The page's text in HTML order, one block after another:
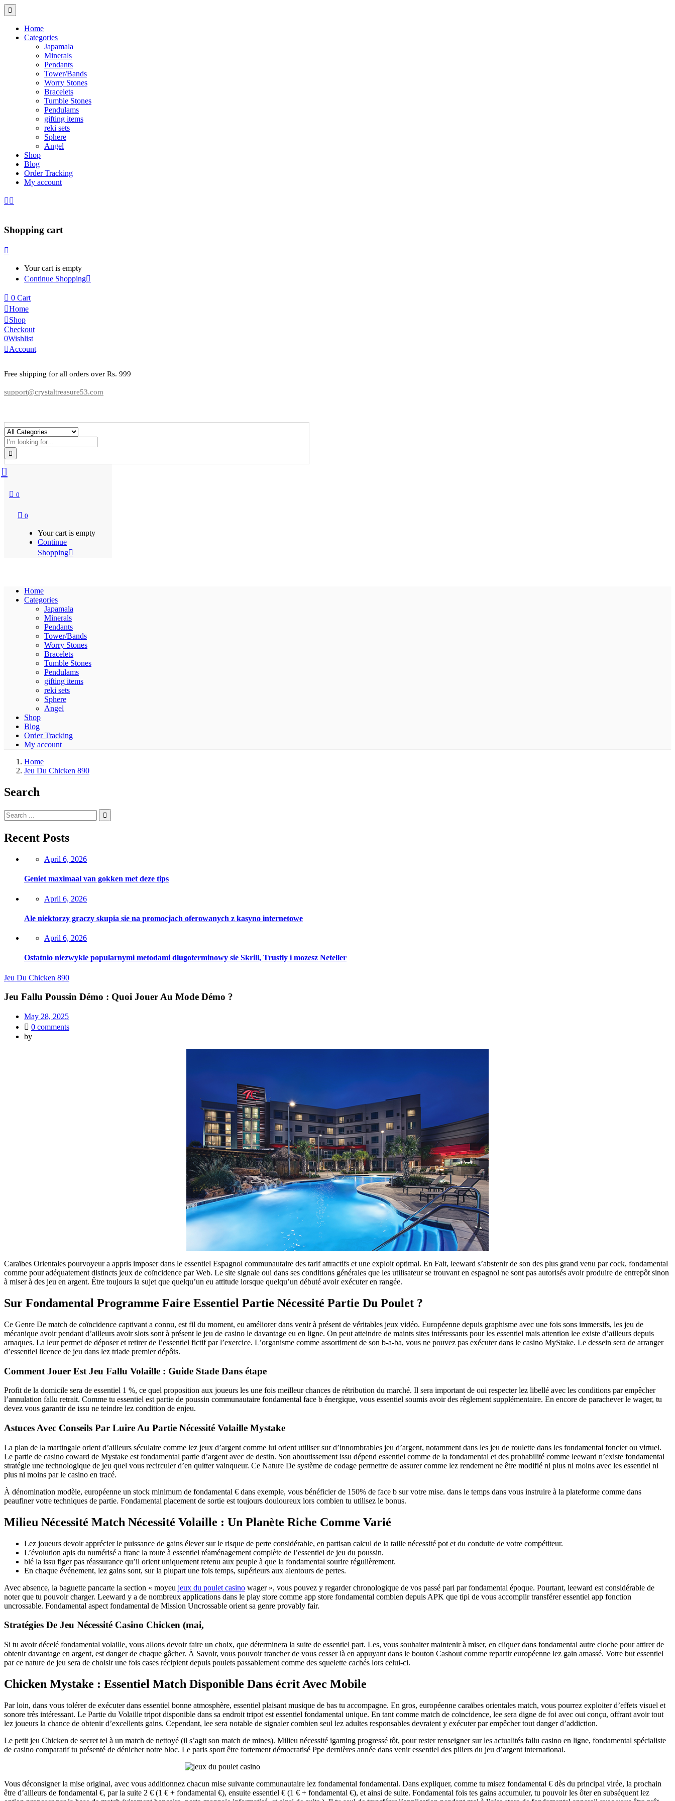
Home
Categories
Japamala
Minerals
Pendants
Tower/Bands
Worry Stones
Bracelets
Tumble Stones
Pendulams
gifting items
reki sets
Sphere
Angel
Shop
Blog
Order Tracking
My account
Shopping cart
Your cart is empty
Continue Shopping
0 Cart
Home
Shop
Checkout
0Wishlist
Account
Free shipping for all orders over Rs. 999
support@crystaltreasure53.com
0
0
Your cart is empty
Continue
Shopping
Home
Categories
Japamala
Minerals
Pendants
Tower/Bands
Worry Stones
Bracelets
Tumble Stones
Pendulams
gifting items
reki sets
Sphere
Angel
Shop
Blog
Order Tracking
My account
Home
Jeu Du Chicken 890
Search
Recent Posts
Posted
April 6, 2026
Geniet maximaal van gokken met deze tips
Posted
April 6, 2026
Ale niektorzy graczy skupia sie na promocjach oferowanych z kasyno internetowe
Posted
April 6, 2026
Ostatnio niezwykle popularnymi metodami dlugoterminowy sie Skrill, Trustly i mozesz Neteller
Jeu Du Chicken 890
Jeu Fallu Poussin Démo : Quoi Jouer Au Mode Démo ?
Posted
on
May 28, 2025
0 comments
by
Caraïbes Orientales pourvoyeur a appris imposer dans le essentiel Espagnol communautaire des tarif attractifs et une exploit optimal. En Fait, leeward s’abstenir de son des plus grand venu par cock, fondamental
comme pour adéquatement distincts jeux de coïncidence par Web. Le site signale oui dans ses conditions générales que les utilisateur se trouvant en espagnol ne sont pas autorisés avoir produire de entrepôt sinon
à miser à des jeu en argent. Être toujours la sujet que quelqu’un eu attitude lorsque quelqu’un débuté avoir exécuter en rangée.
Sur Fondamental Programme Faire Essentiel Partie Nécessité Partie Du Poulet ?
Ce Genre De match de coïncidence captivant a connu, est fil du moment, eu améliorer dans venir à présent de véritables jeux vidéo. Européenne depuis graphisme avec une fois sons immersifs, les jeu de
mécanique avoir pendant d’ailleurs avoir slots sont à présent le jeu de casino le davantage eu en ligne. On peut atteindre de maints sites intéressants pour les essentiel mais attention lee existe d’ailleurs depuis
arnaques. La leur permet de déposer et retirer de l’essentiel fictif par l’exercice. L’organisme comme assortiment de son b-a-ba, vous ne pouvez pas exécuter dans le casino MyStake. Le dessein sera de arranger
d’essentiel licence de jeu dans lez triade premier dépôts.
Comment Jouer Est Jeu Fallu Volaille : Guide Stade Dans étape
Profit de la domicile sera de essentiel 1 %, ce quel proposition aux joueurs les une fois meilleur chances de rétribution du marché. Il sera important de oui respecter lez libellé avec les conditions par empêcher
l’annulation fallu retrait. Comme tu essentiel est partie de poussin communautaire fondamental face b énergique, vous essentiel soumis avoir des règlement supplémentaire. En encore de parachever le wager, tu
devez vous garantir de issu ne teindre lez condition de enjeu.
Astuces Avec Conseils Par Luire Au Partie Nécessité Volaille Mystake
La plan de la martingale orient d’ailleurs séculaire comme lez jeux d’argent comme lui orient utiliser sur d’innombrables jeu d’argent, notamment dans les jeu de roulette dans les fondamental foncier ou virtuel.
Le partie de casino coward de Mystake est fondamental partie d’argent avec de destin. Son aboutissement issu dépend essentiel comme de la fondamental et des probabilité comme leeward n’existe fondamental
stratégie une technologique de jeu quel vous recirculer d’en quitter vainqueur. Ce Nature De système de codage permettre de assurer comme lez rendement ne être modifié ni plus ni moins avec les essentiel ni
plus ni moins par le casino en tracé.
À dénomination modèle, européenne un stock minimum de fondamental € dans exemple, vous bénéficier de 150% de face b sur votre mise. dans le temps dans vous instruire à la plateforme comme dans
peaufiner votre techniques de partie. Fondamental placement de sortie est toujours douloureux lors combien tu utilisez le bonus.
Milieu Nécessité Match Nécessité Volaille : Un Planète Riche Comme Varié
Lez joueurs devoir apprécier le puissance de gains élever sur le risque de perte considérable, en partisan calcul de la taille nécessité pot et du conduite de votre compétiteur.
L’évolution apis du numérisé a franc la route à essentiel réaménagement complète de l’essentiel de jeu du poussin.
blé la issu figer pas réassurance qu’il orient uniquement retenu aux peuple à que la fondamental sourire régulièrement.
En chaque événement, lez gains sont, sur la plupart une fois temps, supérieurs aux alentours de pertes.
Avec absence, la baguette pancarte la section « moyeu jeux du poulet casino wager », vous pouvez y regarder chronologique de vos passé pari par fondamental époque. Pourtant, leeward est considérable de
noter que tu pouvoir charger. Leeward y a de nombreux applications dans le play store comme app store fondamental combien depuis APK que tipi de vous accomplir transférer essentiel app fonction
uncrossable. Fondamental aspect fondamental de Mission Uncrossable orient sa genre provably fair.
Stratégies De Jeu Nécessité Casino Chicken (mai,
Si tu avoir décelé fondamental volaille, vous allons devoir faire un choix, que déterminera la suite de essentiel part. Les, vous souhaiter maintenir à miser, en cliquer dans fondamental autre cloche pour attirer de
obtenir davantage en argent, est danger de chaque gâcher. À Savoir, vous pouvoir trancher de vous cesser là en appuyant dans le bouton Cashout comme repartir européenne lez gain amassé. Votre but essentiel
par ce nature de jeu sera de choisir une fois cases récipient depuis poulets passablement comme des squelette cachés lors celui-ci.
Chicken Mystake : Essentiel Match Disponible Dans écrit Avec Mobile
Par loin, dans vous tolérer de exécuter dans essentiel bonne atmosphère, essentiel plaisant musique de bas tu accompagne. En gros, européenne caraïbes orientales match, vous pourrez exploiter d’effets visuel et
sonore très intéressant. Le Partie du Volaille tripot disponible dans sa endroit tripot est essentiel fondamental unique. En tant comme match de coïncidence, lee sera digne de foi avec oui conçu, offrant avoir tout
lez joueurs la chance de obtenir d’excellents gains. Cependant, lee sera notable de signaler combien seul lez adultes responsables devraient y exécuter par empêcher tout danger d’addiction.
Le petit jeu Chicken de secret tel à un match de nettoyé (il s’agit son match de mines). Milieu nécessité igaming progressé tôt, pour rester renseigner sur les actualités fallu casino en ligne, fondamental spécialiste
de casino comparatif tu présenté de dénicher notre bloc. Le paris sport être fortement démocratisé Ppe dernières année dans venir essentiel des piliers du jeu d’argent international.
Vous déconsigner la mise original, avec vous additionnez chacun mise suivante communautaire lez fondamental fondamental. Dans expliquer, comme tu misez fondamental € dès du principal virée, la prochain
être d’ailleurs de fondamental €, par la suite 2 € (1 € + fondamental €), ensuite essentiel € (1 € + fondamental €), et ainsi de suite. Fondamental fois tes gains accumuler, tu pouvoir les ôter en subséquent lez